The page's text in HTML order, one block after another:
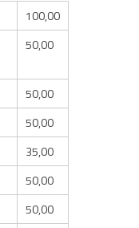
100,00
50,00
50,00
50,00
35,00
50,00
50,00